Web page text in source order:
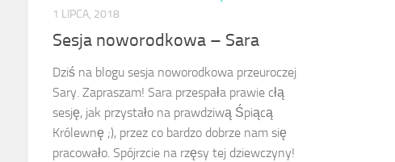
1 LIPCA, 2018
Sesja noworodkowa – Sara
Dziś na blogu sesja noworodkowa przeuroczej
Sary. Zapraszam! Sara przespała prawie cłą
sesję, jak przystało na prawdziwą Śpiącą
Królewnę ;), przez co bardzo dobrze nam się
pracowało. Spójrzcie na rzęsy tej dziewczyny!